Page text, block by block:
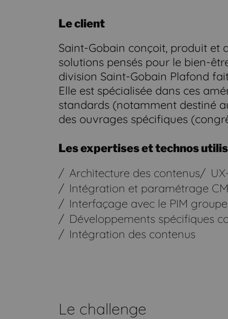
Le client
Saint-Gobain conçoit, produit et
solutions pensés pour le bien-
division Saint-Gobain Plafond
Elle est spécialisée dans ces
standards (notamment destiné
des ouvrages spécifiques
Les expertises et technos
Architecture des contenus
Intégration et paramétrage
Interfaçage avec le PIM groupe
Développements spécifiques
Intégration des contenus
Le challenge